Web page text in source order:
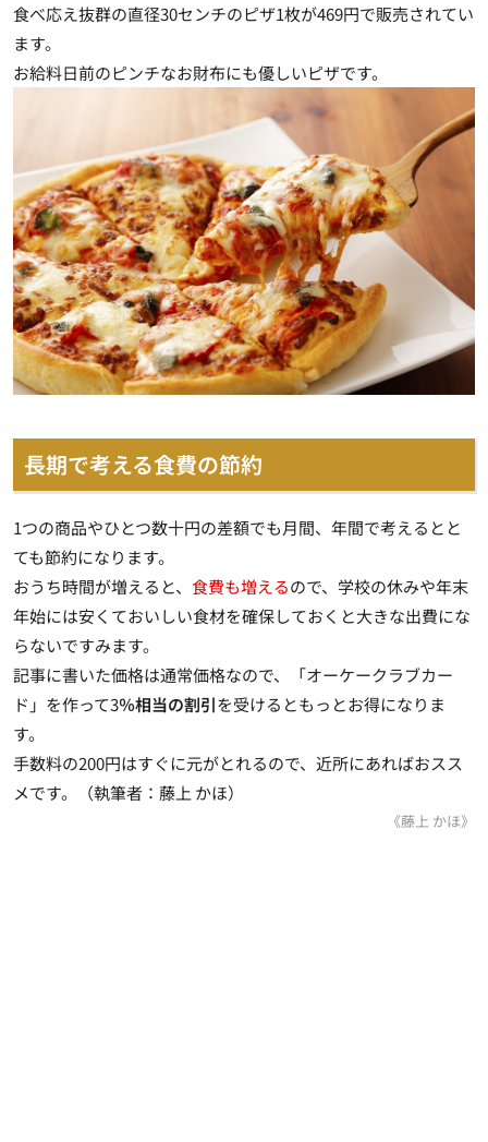
食べ応え抜群の直径30センチのピザ1枚が469円で販売されてい
ます。
お給料日前のピンチなお財布にも優しいピザです。
長期で考える食費の節約
1つの商品やひとつ数十円の差額でも月間、年間で考えるとと
ても節約になります。
おうち時間が増えると、 食費も増えるので、学校の休みや年末
年始には安くておいしい食材を確保しておくと大きな出費にな
らないですみます。
記事に書いた価格は通常価格なので、「オーケークラブカー
ド」を作って3％相当の割引を受けるともっとお得になりま
す。
手数料の200円はすぐに元がとれるので、近所にあればおスス
メです。（執筆者：藤上 かほ）
《藤上 かほ》